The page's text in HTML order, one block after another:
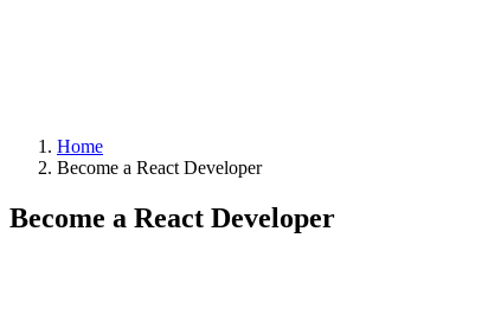
Home
Become a React Developer
Become a React Developer